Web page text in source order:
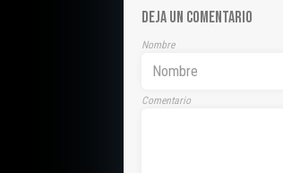
DEJA UN COMENTARIO
Nombre
Comentario